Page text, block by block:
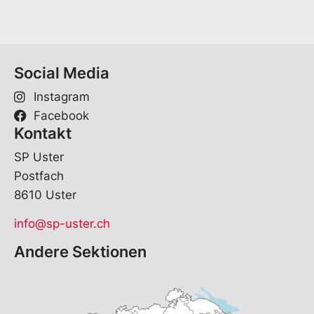
Social Media
Instagram
Facebook
Kontakt
SP Uster
Postfach
8610 Uster
info@sp-uster.ch
Andere Sektionen